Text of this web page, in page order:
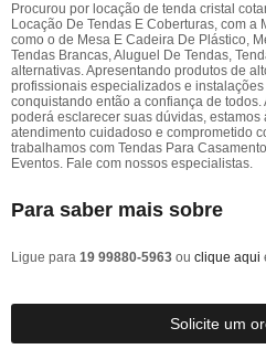
Procurou por locação de tenda cristal
Locação De Tendas E Coberturas, com
como o de Mesa E Cadeira De Plástico,
Tendas Brancas, Aluguel De Tendas,
alternativas. Apresentando produtos de
profissionais especializados e
conquistando então a confiança de
poderá esclarecer suas dúvidas,
atendimento cuidadoso e comprometido
trabalhamos com Tendas Para
Eventos. Fale com nossos especialistas.
Para saber mais sobre
Ligue para 19 99880-5963 ou clique aqui
Solicite um